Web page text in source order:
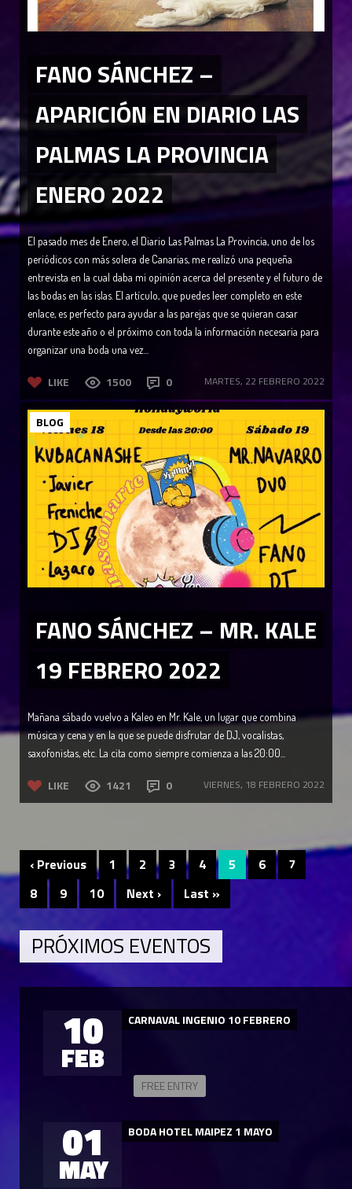
FANO SÁNCHEZ –
APARICIÓN EN DIARIO LAS
PALMAS LA PROVINCIA
ENERO 2022
El pasado mes de Enero, el Diario Las Palmas La Provincia, uno de los
periódicos con más solera de Canarias, me realizó una pequeña
entrevista en la cual daba mi opinión acerca del presente y el futuro de
las bodas en las islas. El artículo, que puedes leer completo en este
enlace, es perfecto para ayudar a las parejas que se quieran casar
durante este año o el próximo con toda la información necesaria para
organizar una boda una vez...
LIKE 1500 0 MARTES, 22 FEBRERO 2022
BLOG
FANO SÁNCHEZ – MR. KALE
19 FEBRERO 2022
Mañana sábado vuelvo a Kaleo en Mr. Kale, un lugar que combina
música y cena y en la que se puede disfrutar de DJ, vocalistas,
saxofonistas, etc. La cita como siempre comienza a las 20:00...
LIKE 1421 0 VIERNES, 18 FEBRERO 2022
‹ Previous 1 2 3 4 5 6
7
8
9 10 Next › Last »
PRÓXIMOS EVENTOS
10
FEB
CARNAVAL INGENIO 10 FEBRERO
FREE ENTRY
01
MAY
BODA HOTEL MAIPEZ 1 MAYO